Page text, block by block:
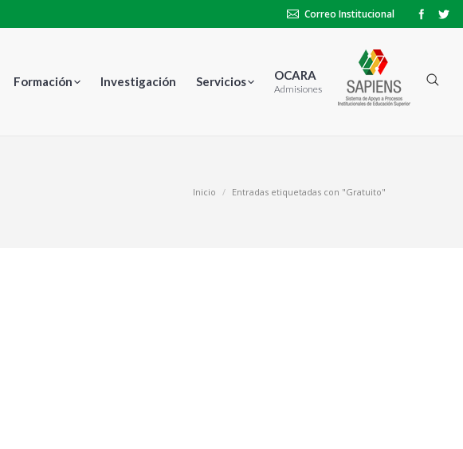
Correo Institucional
Formación Investigación Servicios OCARA
Admisiones
Inicio Entradas etiquetadas con "Gratuito"